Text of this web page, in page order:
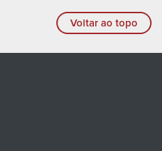
Voltar ao topo